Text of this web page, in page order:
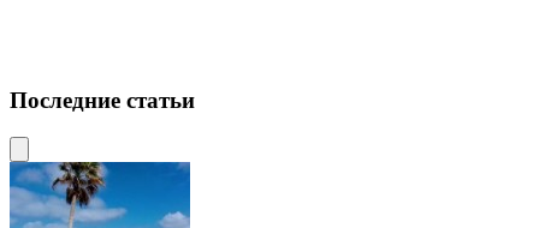
Последние статьи